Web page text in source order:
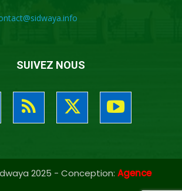
SUIVEZ NOUS
2025 - Conception: Agence